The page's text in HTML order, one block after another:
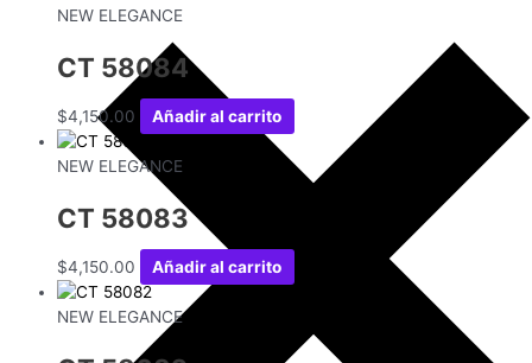
NEW ELEGANCE
CT 58084
$4,150.00 Añadir al carrito
NEW ELEGANCE
CT 58083
$4,150.00 Añadir al carrito
NEW ELEGANCE